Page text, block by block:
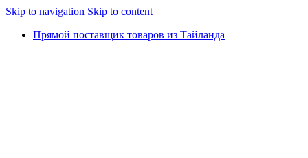
Skip to navigation Skip to content
Прямой поставщик товаров из Тайланда